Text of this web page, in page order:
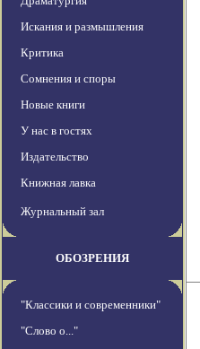
Искания и размышления
Критика
Сомнения и споры
Новые книги
У нас в гостях
Издательство
Книжная лавка
Журнальный зал
ОБОЗРЕНИЯ
"Классики и современники"
"Слово о..."